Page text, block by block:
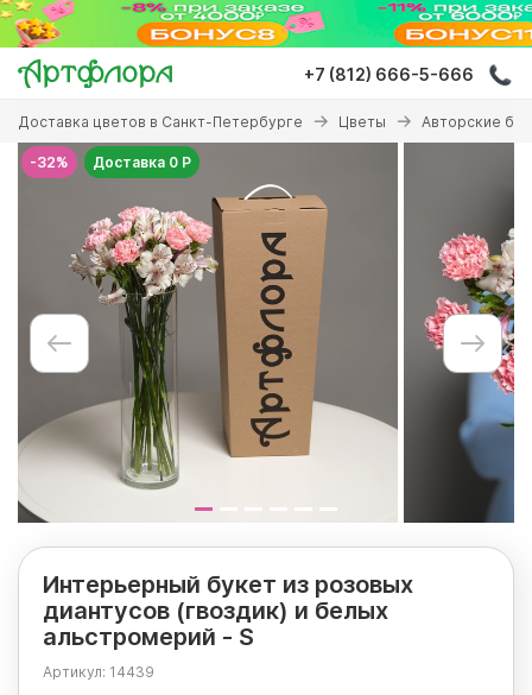
Перейти
основному
содержанию
+7 (812) 666-5-666
Вы
здесь
Доставка цветов в Санкт-Петербурге Цветы Авторские
-32% Доставка 0 Р
Интерьерный букет из розовых
диантусов (гвоздик) и белых
альстромерий - S
Артикул: 14439